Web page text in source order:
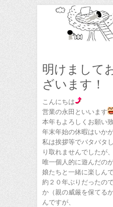
明けまして
ざいます！
こんにちは
営業の永田といいます
本年もよろしくお願い致
年末年始の休暇はいか
私は挨拶等でバタバタ
り取れませんでしたが、
唯一個人的に遊んだの
娘たちと一緒に楽しん
約２０年ぶりだったの
か（親の威厳を保てる
んですが、